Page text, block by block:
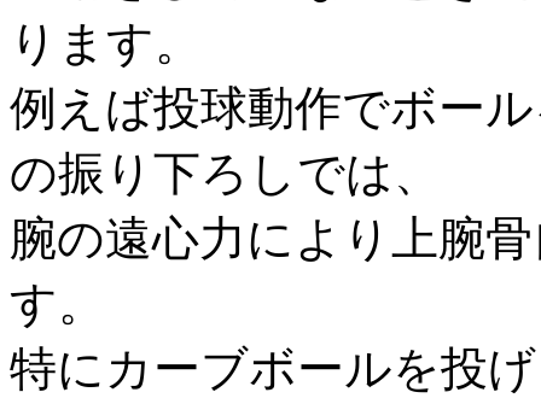
ります。
例えば投球動作でボー
の振り下ろしでは、
腕の遠心力により上腕
す。
特にカーブボールを投